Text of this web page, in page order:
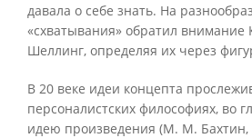
давала о себе знать. На
«схватывания» обратил внимание
Шеллинг, определяя их через
В 20 веке идеи концепта
персоналистских философиях, во
идею произведения (М. М. Бахтин,